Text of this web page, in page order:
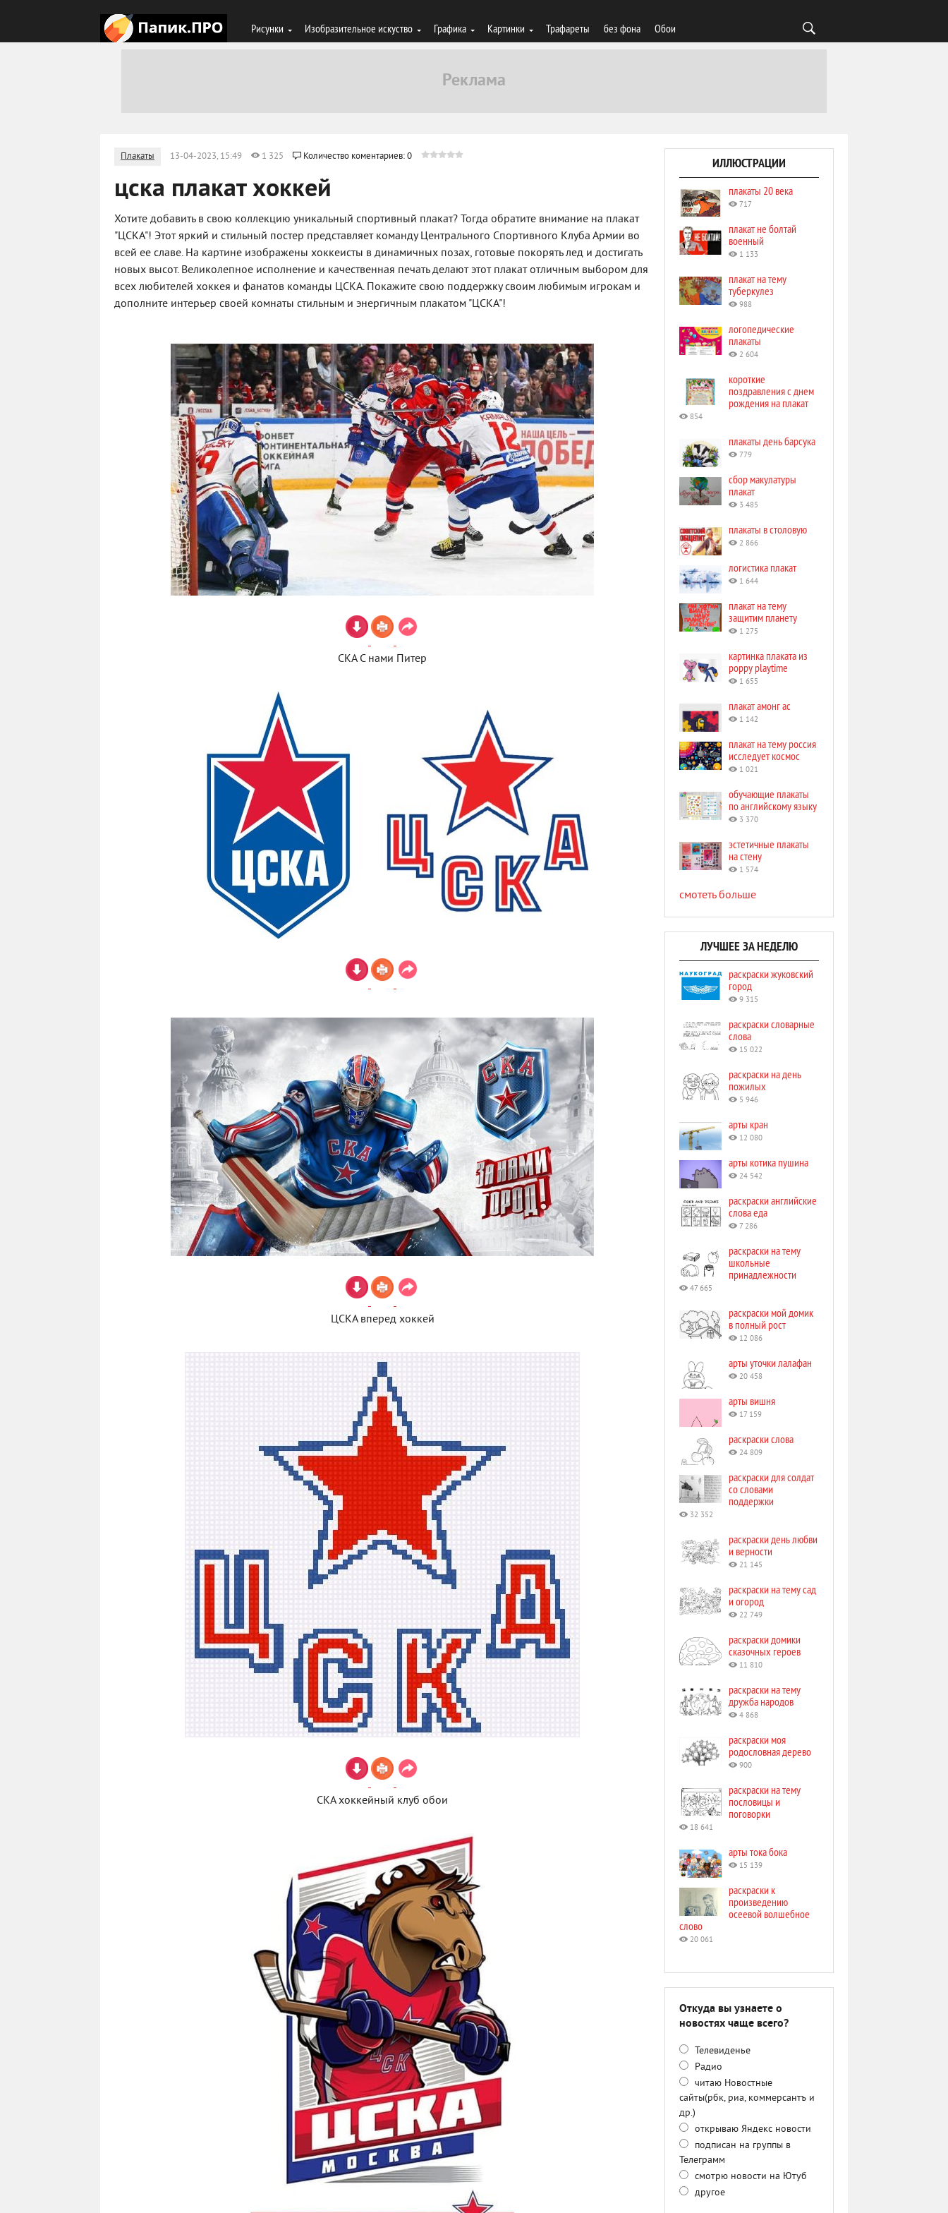
Рисунки Изобразительное искуство Графика Картинки Трафареты без фона Обои
Плакаты 13-04-2023, 15:49 1 325 Количество коментариев: 0
цска плакат хоккей
Хотите добавить в свою коллекцию уникальный спортивный плакат? Тогда обратите внимание на плакат
"ЦСКА"! Этот яркий и стильный постер представляет команду Центрального Спортивного Клуба Армии во
всей ее славе. На картине изображены хоккеисты в динамичных позах, готовые покорять лед и достигать
новых высот. Великолепное исполнение и качественная печать делают этот плакат отличным выбором для
всех любителей хоккея и фанатов команды ЦСКА. Покажите свою поддержку своим любимым игрокам и
дополните интерьер своей комнаты стильным и энергичным плакатом "ЦСКА"!
СКА С нами Питер
ЦСКА вперед хоккей
СКА хоккейный клуб обои
ИЛЛЮСТРАЦИИ
плакаты 20 века
717
плакат не болтай
военный
1 133
плакат на тему
туберкулез
988
логопедические
плакаты
2 604
короткие
поздравления с днем
рождения на плакат
854
плакаты день барсука
779
сбор макулатуры
плакат
3 485
плакаты в столовую
2 866
логистика плакат
1 644
плакат на тему
защитим планету
1 275
картинка плаката из
poppy playtime
1 655
плакат амонг ас
1 142
плакат на тему россия
исследует космос
1 021
обучающие плакаты
по английскому языку
3 370
эстетичные плакаты
на стену
1 574
смотеть больше
ЛУЧШЕЕ ЗА НЕДЕЛЮ
раскраски жуковский
город
9 315
раскраски словарные
слова
15 022
раскраски на день
пожилых
5 946
арты кран
12 080
арты котика пушина
24 542
раскраски английские
слова еда
7 286
раскраски на тему
школьные
принадлежности
47 665
раскраски мой домик
в полный рост
12 086
арты уточки лалафан
20 458
арты вишня
17 159
раскраски слова
24 809
раскраски для солдат
со словами
поддержки
32 352
раскраски день любви
и верности
21 145
раскраски на тему сад
и огород
22 749
раскраски домики
сказочных героев
11 810
раскраски на тему
дружба народов
4 868
раскраски моя
родословная дерево
900
раскраски на тему
пословицы и
поговорки
18 641
арты тока бока
15 139
раскраски к
произведению
осеевой волшебное
слово
20 061
Откуда вы узнаете о
новостях чаще всего?
Телевиденье
Радио
читаю Новостные
сайты(рбк, риа, коммерсантъ и
др.)
открываю Яндекс новости
подписан на группы в
Телеграмм
смотрю новости на Ютуб
другое